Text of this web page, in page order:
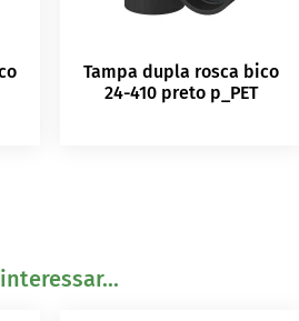
Tampa dupla rosca bico
24-410 preto p_PET